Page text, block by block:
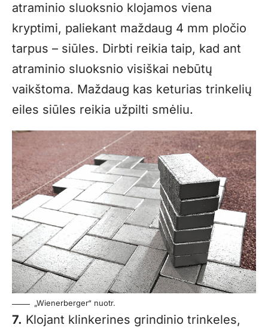
atraminio sluoksnio klojamos viena
kryptimi, paliekant maždaug 4 mm pločio
tarpus – siūles. Dirbti reikia taip, kad ant
atraminio sluoksnio visiškai nebūtų
vaikštoma. Maždaug kas keturias trinkelių
eiles siūles reikia užpilti smėliu.
„Wienerberger“ nuotr.
7. Klojant klinkerines grindinio trinkeles,